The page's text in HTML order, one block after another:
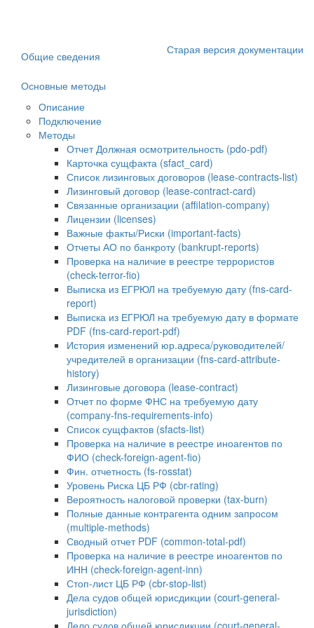
Старая версия документации
Общие сведения
Основные методы
Описание
Подключение
Методы
Отчет Должная осмотрительность (pdo-pdf)
Карточка сущфакта (sfact_card)
Список лизинговых договоров (lease-contracts-list)
Лизинговый договор (lease-contract-card)
Связанные организации (affilation-company)
Лицензии (licenses)
Важные факты/Риски (important-facts)
Отчеты АО по банкроту (bankrupt-reports)
Проверка на наличие в реестре террористов
(check-terror-fio)
Выписка из ЕГРЮЛ на требуемую дату (fns-card-
report)
Выписка из ЕГРЮЛ на требуемую дату в формате
PDF (fns-card-report-pdf)
История изменений юр.адреса/руководителей/
учредителей в организации (fns-card-attribute-
history)
Лизинговые договора (lease-contract)
Отчет по форме ФНС на требуемую дату
(company-fns-requirements-info)
Список сущфактов (sfacts-list)
Проверка на наличие в реестре иноагентов по
ФИО (check-foreign-agent-fio)
Фин. отчетность (fs-rosstat)
Уровень Риска ЦБ РФ (cbr-rating)
Вероятность налоговой проверки (tax-burn)
Полные данные контрагента одним запросом
(multiple-methods)
Сводный отчет PDF (common-total-pdf)
Проверка на наличие в реестре иноагентов по
ИНН (check-foreign-agent-inn)
Стоп-лист ЦБ РФ (cbr-stop-list)
Дела судов общей юрисдикции (court-general-
jurisdiction)
Дело судов общей юрисдикции (court-general-